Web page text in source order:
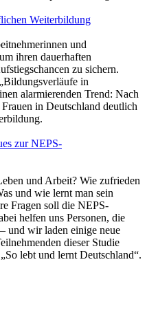
Weiterbildung
und
ihren dauerhaften
zu sichern.
in
alarmierenden Trend: Nach
in Deutschland deutlich
zur NEPS-
und Arbeit? Wie zufrieden
und wie lernt man sein
Fragen soll die NEPS-
helfen uns Personen, die
und wir laden einige neue
dieser Studie
lebt und lernt Deutschland“.